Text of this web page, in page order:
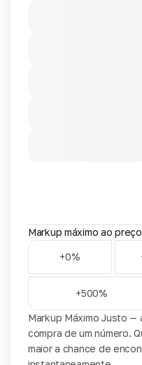
Markup máximo ao
+0%
+500%
Markup Máximo Justo —
compra de um número.
maior a chance de